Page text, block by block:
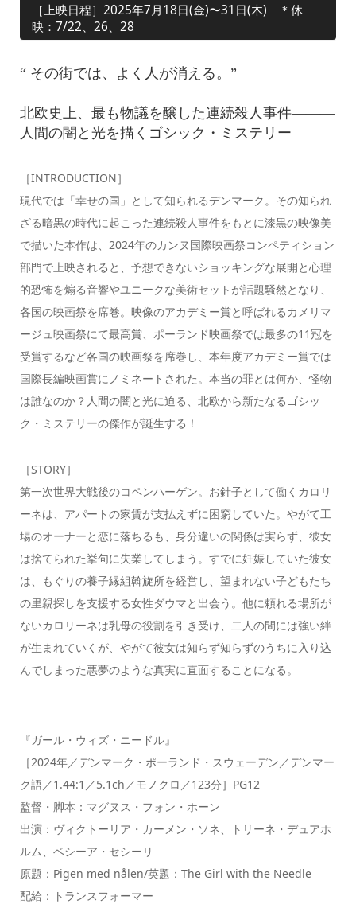
［上映日程］2025年7月18日(金)〜31日(木) ＊休
映：7/22、26、28
“ その街では、よく人が消える。”
北欧史上、最も物議を醸した連続殺人事件———
人間の闇と光を描くゴシック・ミステリー
［INTRODUCTION］
現代では「幸せの国」として知られるデンマーク。その知られ
ざる暗黒の時代に起こった連続殺人事件をもとに漆黒の映像美
で描いた本作は、2024年のカンヌ国際映画祭コンペティション
部門で上映されると、予想できないショッキングな展開と心理
的恐怖を煽る音響やユニークな美術セットが話題騒然となり、
各国の映画祭を席巻。映像のアカデミー賞と呼ばれるカメリマ
ージュ映画祭にて最高賞、ポーランド映画祭では最多の11冠を
受賞するなど各国の映画祭を席巻し、本年度アカデミー賞では
国際長編映画賞にノミネートされた。本当の罪とは何か、怪物
は誰なのか？人間の闇と光に迫る、北欧から新たなるゴシッ
ク・ミステリーの傑作が誕生する！
［STORY］
第一次世界大戦後のコペンハーゲン。お針子として働くカロリ
ーネは、アパートの家賃が支払えずに困窮していた。やがて工
場のオーナーと恋に落ちるも、身分違いの関係は実らず、彼女
は捨てられた挙句に失業してしまう。すでに妊娠していた彼女
は、もぐりの養子縁組斡旋所を経営し、望まれない子どもたち
の里親探しを支援する女性ダウマと出会う。他に頼れる場所が
ないカロリーネは乳母の役割を引き受け、二人の間には強い絆
が生まれていくが、やがて彼女は知らず知らずのうちに入り込
んでしまった悪夢のような真実に直面することになる。
『ガール・ウィズ・ニードル』
［2024年／デンマーク・ポーランド・スウェーデン／デンマー
ク語／1.44:1／5.1ch／モノクロ／123分］PG12
監督・脚本：マグヌス・フォン・ホーン
出演：ヴィクトーリア・カーメン・ソネ、トリーネ・デュアホ
ルム、ベシーア・セシーリ
原題：Pigen med nålen/英題：The Girl with the Needle
配給：トランスフォーマー